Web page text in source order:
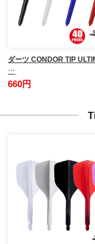
ダーツ CONDOR TIP
…
660円